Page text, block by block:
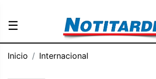
☰
Inicio Internacional